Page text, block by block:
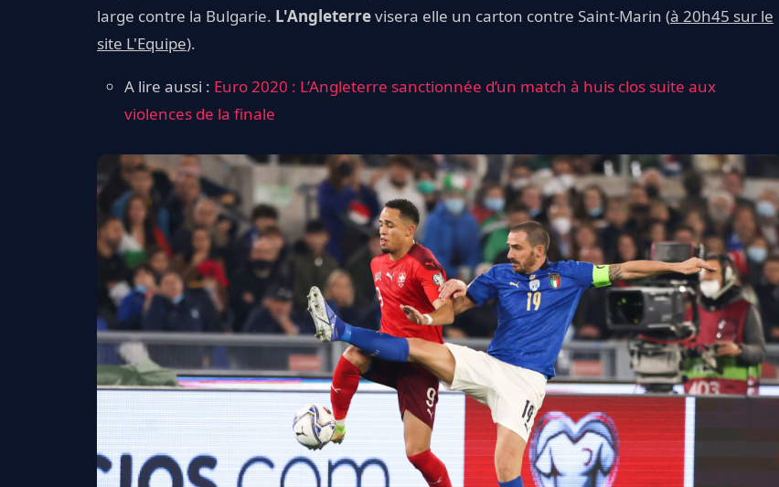
large contre la Bulgarie. L'Angleterrevisera elle un carton contre Saint-Marin (à 20h45 sur le
site L'Equipe).
A lire aussi : Euro 2020 : L’Angleterre sanctionnée d’un match à huis clos suite aux
violences de la finale